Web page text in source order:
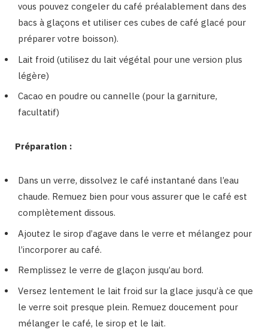
vous pouvez congeler du café préalablement dans des
bacs à glaçons et utiliser ces cubes de café glacé pour
préparer votre boisson).
Lait froid (utilisez du lait végétal pour une version plus
légère)
Cacao en poudre ou cannelle (pour la garniture,
facultatif)
Préparation :
Dans un verre, dissolvez le café instantané dans l’eau
chaude. Remuez bien pour vous assurer que le café est
complètement dissous.
Ajoutez le sirop d’agave dans le verre et mélangez pour
l’incorporer au café.
Remplissez le verre de glaçon jusqu’au bord.
Versez lentement le lait froid sur la glace jusqu’à ce que
le verre soit presque plein. Remuez doucement pour
mélanger le café, le sirop et le lait.